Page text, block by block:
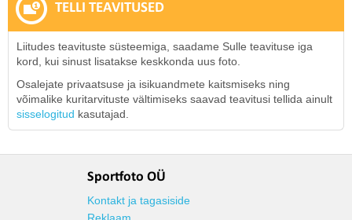
TELLI TEAVITUSED
Liitudes teavituste süsteemiga, saadame Sulle teavituse iga
kord, kui sinust lisatakse keskkonda uus foto.
Osalejate privaatsuse ja isikuandmete kaitsmiseks ning
võimalike kuritarvituste vältimiseks saavad teavitusi tellida ainult
sisselogitud kasutajad.
Sportfoto OÜ
Kontakt ja tagasiside